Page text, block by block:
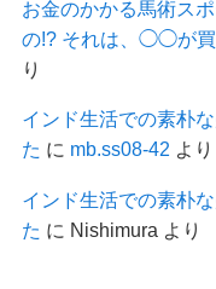
お金のかかる馬術ス
の!? それは、◯◯が買
り
インド生活での素朴
た に mb.ss08-42 より
インド生活での素朴
た に Nishimura より